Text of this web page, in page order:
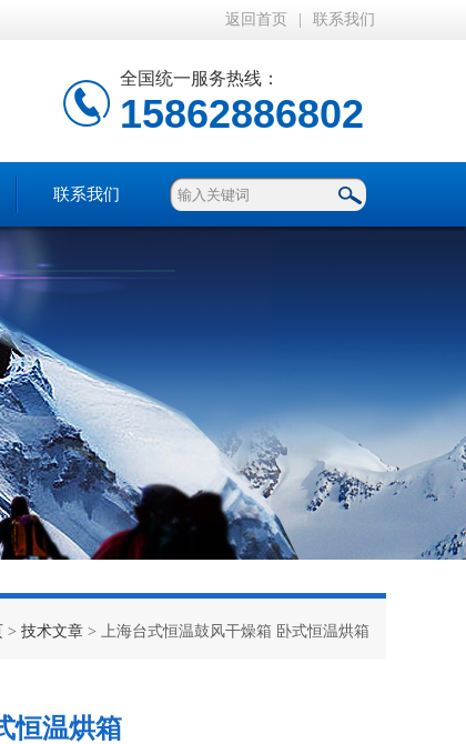
返回首页 联系我们
全国统一服务热线：
15862886802
联系我们
> 技术文章 > 上海台式恒温鼓风干燥箱 卧式恒温烘箱
恒温烘箱